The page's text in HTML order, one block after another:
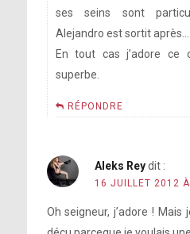
ses seins sont
Alejandro est sortit après…
En tout cas j’adore ce
superbe.
RÉPONDRE
Aleks Rey dit :
16 JUILLET 2012
Oh seigneur, j’adore !